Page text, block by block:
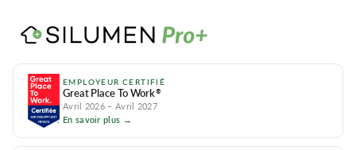
EMPLOYEUR CERTIFIÉ
Great Place To Work®
Avril 2026 – Avril 2027
En savoir plus →